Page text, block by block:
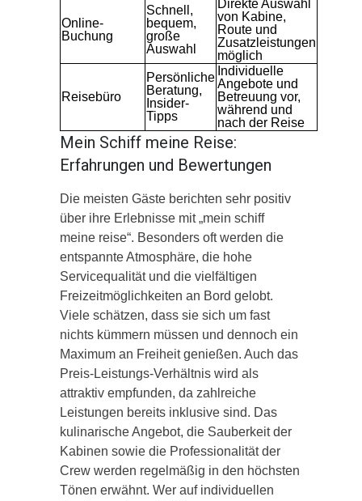
Online-
Buchung
Schnell,
bequem,
große
Auswahl
Direkte Auswahl
von Kabine,
Route und
Zusatzleistungen
möglich
Reisebüro
Persönliche
Beratung,
Insider-
Tipps
Individuelle
Angebote und
Betreuung vor,
während und
nach der Reise
Mein Schiff meine Reise:
Erfahrungen und Bewertungen
Die meisten Gäste berichten sehr positiv
über ihre Erlebnisse mit „mein schiff
meine reise“. Besonders oft werden die
entspannte Atmosphäre, die hohe
Servicequalität und die vielfältigen
Freizeitmöglichkeiten an Bord gelobt.
Viele schätzen, dass sie sich um fast
nichts kümmern müssen und dennoch ein
Maximum an Freiheit genießen. Auch das
Preis-Leistungs-Verhältnis wird als
attraktiv empfunden, da zahlreiche
Leistungen bereits inklusive sind. Das
kulinarische Angebot, die Sauberkeit der
Kabinen sowie die Professionalität der
Crew werden regelmäßig in den höchsten
Tönen erwähnt. Wer auf individuellen